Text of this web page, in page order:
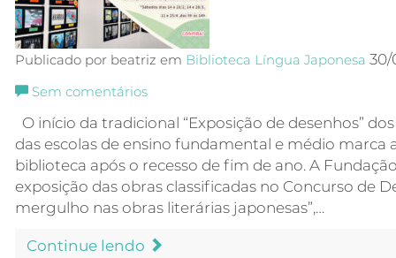
Publicado por beatriz em Biblioteca Língua Japonesa 30/
Sem comentários
O início da tradicional “Exposição de desenhos”
das escolas de ensino fundamental e médio marca
biblioteca após o recesso de fim de ano. A
exposição das obras classificadas no Concurso de
mergulho nas obras literárias japonesas”,…
Continue lendo